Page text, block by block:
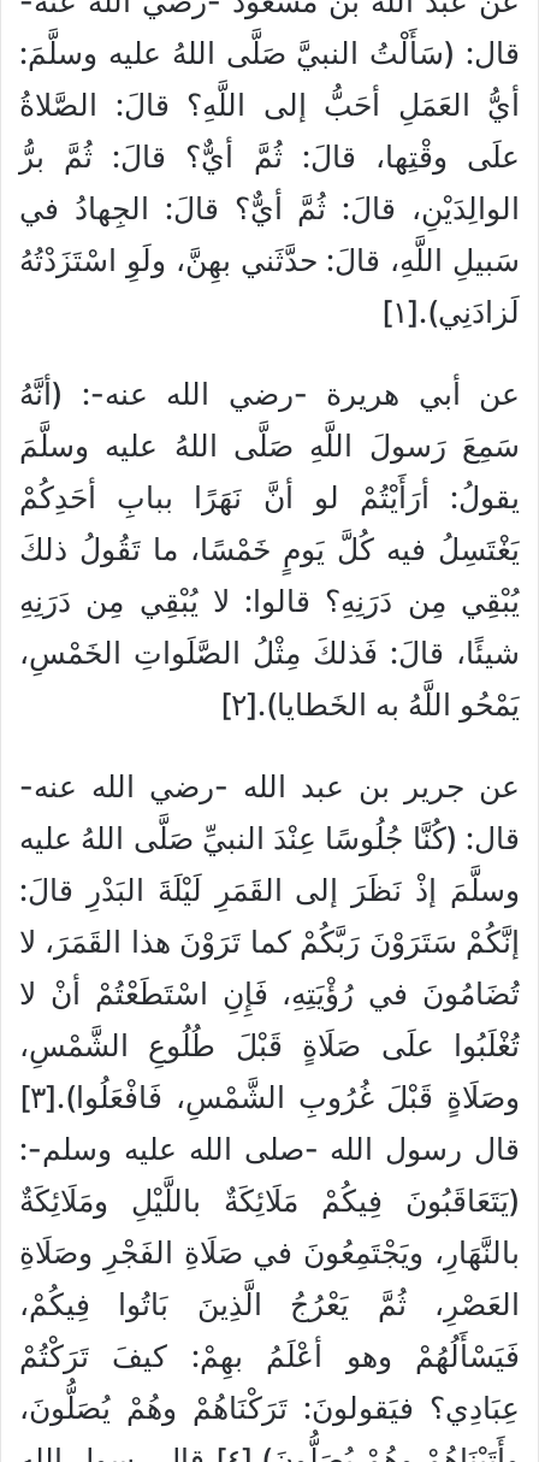
قال: (سَأَلْتُ النبيَّ صَلَّى اللهُ عليه وسلَّمَ:
أيُّ العَمَلِ أحَبُّ إلى اللَّهِ؟ قالَ: الصَّلاةُ
علَى وقْتِها، قالَ: ثُمَّ أيٌّ؟ قالَ: ثُمَّ برُّ
الوالِدَيْنِ، قالَ: ثُمَّ أيٌّ؟ قالَ: الجِهادُ في
سَبيلِ اللَّهِ، قالَ: حدَّثَني بهِنَّ، ولَوِ اسْتَزَدْتُهُ
لَزادَنِي).[١]
عن أبي هريرة -رضي الله عنه-: (أنَّهُ
سَمِعَ رَسولَ اللَّهِ صَلَّى اللهُ عليه وسلَّمَ
يقولُ: أرَأَيْتُمْ لو أنَّ نَهَرًا ببابِ أحَدِكُمْ
يَغْتَسِلُ فيه كُلَّ يَومٍ خَمْسًا، ما تَقُولُ ذلكَ
يُبْقِي مِن دَرَنِهِ؟ قالوا: لا يُبْقِي مِن دَرَنِهِ
شيئًا، قالَ: فَذلكَ مِثْلُ الصَّلَواتِ الخَمْسِ،
يَمْحُو اللَّهُ به الخَطايا).[٢]
عن جرير بن عبد الله -رضي الله عنه-
قال: (كُنَّا جُلُوسًا عِنْدَ النبيِّ صَلَّى اللهُ عليه
وسلَّمَ إذْ نَظَرَ إلى القَمَرِ لَيْلَةَ البَدْرِ قالَ:
إنَّكُمْ سَتَرَوْنَ رَبَّكُمْ كما تَرَوْنَ هذا القَمَرَ، لا
تُضَامُونَ في رُؤْيَتِهِ، فَإِنِ اسْتَطَعْتُمْ أنْ لا
تُغْلَبُوا علَى صَلَاةٍ قَبْلَ طُلُوعِ الشَّمْسِ،
وصَلَاةٍ قَبْلَ غُرُوبِ الشَّمْسِ، فَافْعَلُوا).[٣]
قال رسول الله -صلى الله عليه وسلم-:
(يَتَعَاقَبُونَ فِيكُمْ مَلَائِكَةٌ باللَّيْلِ ومَلَائِكَةٌ
بالنَّهَارِ، ويَجْتَمِعُونَ في صَلَاةِ الفَجْرِ وصَلَاةِ
العَصْرِ، ثُمَّ يَعْرُجُ الَّذِينَ بَاتُوا فِيكُمْ،
فَيَسْأَلُهُمْ وهو أعْلَمُ بهِمْ: كيفَ تَرَكْتُمْ
عِبَادِي؟ فيَقولونَ: تَرَكْنَاهُمْ وهُمْ يُصَلُّونَ،